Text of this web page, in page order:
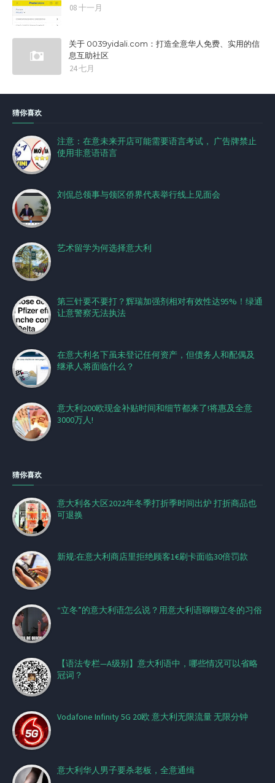
08 十一月
关于 0039yidali.com：打造全意华人免费、实用的信
息互助社区
24 七月
猜你喜欢
注意：在意未来开店可能需要语言考试， 广告牌禁止
使用非意语语言
刘侃总领事与领区侨界代表举行线上见面会
艺术留学为何选择意大利
第三针要不要打？辉瑞加强剂相对有效性达95%！绿通
让意警察无法执法
在意大利名下虽未登记任何资产，但债务人和配偶及
继承人将面临什么？
意大利200欧现金补贴时间和细节都来了!将惠及全意
3000万人!
猜你喜欢
意大利各大区2022年冬季打折季时间出炉 打折商品也
可退换
新规:在意大利商店里拒绝顾客1€刷卡面临30倍罚款
“立冬”的意大利语怎么说？用意大利语聊聊立冬的习俗
【语法专栏—A级别】意大利语中，哪些情况可以省略
冠词？
Vodafone Infinity 5G 20欧 意大利无限流量 无限分钟
意大利华人男子要杀老板，全意通缉